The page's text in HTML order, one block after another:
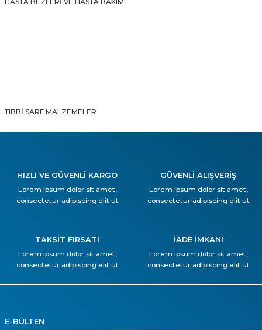
TIBBİ SARF MALZEMELER
HIZLI VE GÜVENLİ KARGO
Lorem ipsum dolor sit amet,
consectetur adipiscing elit ut
GÜVENLİ ALIŞVERİŞ
Lorem ipsum dolor sit amet,
consectetur adipiscing elit ut
TAKSİT FIRSATI
Lorem ipsum dolor sit amet,
consectetur adipiscing elit ut
İADE İMKANI
Lorem ipsum dolor sit amet,
consectetur adipiscing elit ut
E-BÜLTEN